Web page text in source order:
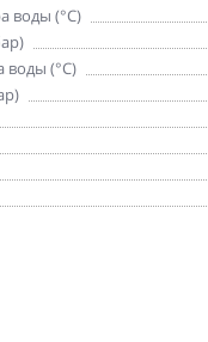
воды (°C)
(°C)